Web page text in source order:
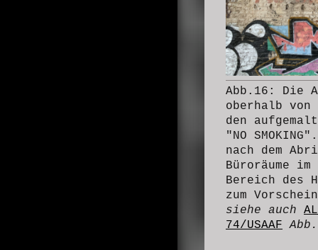
Abb.16: Die
oberhalb
den
"NO
nach dem
Büroräume
Bereich des
zum
siehe auch
74/USAAF